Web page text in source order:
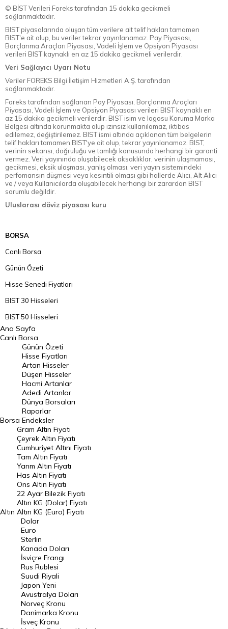
© BİST Verileri Foreks tarafından 15 dakika gecikmeli
sağlanmaktadır.
BIST piyasalarında oluşan tüm verilere ait telif hakları tamamen
BIST'e ait olup, bu veriler tekrar yayınlanamaz. Pay Piyasası,
Borçlanma Araçları Piyasası, Vadeli İşlem ve Opsiyon Piyasası
verileri BIST kaynaklı en az 15 dakika gecikmeli verilerdir.
Veri Sağlayıcı Uyarı Notu
Veriler FOREKS Bilgi İletişim Hizmetleri A.Ş. tarafından
sağlanmaktadır.
Foreks tarafından sağlanan Pay Piyasası, Borçlanma Araçları
Piyasası, Vadeli İşlem ve Opsiyon Piyasası verileri BIST kaynaklı en
az 15 dakika gecikmeli verilerdir. BIST isim ve logosu Koruma Marka
Belgesi altında korunmakta olup izinsiz kullanılamaz, iktibas
edilemez, değiştirilemez. BIST ismi altında açıklanan tüm belgelerin
telif hakları tamamen BIST'ye ait olup, tekrar yayınlanamaz. BIST,
verinin sekansı, doğruluğu ve tamlığı konusunda herhangi bir garanti
vermez. Veri yayınında oluşabilecek aksaklıklar, verinin ulaşmaması,
gecikmesi, eksik ulaşması, yanlış olması, veri yayın sistemindeki
perfomansın düşmesi veya kesintili olması gibi hallerde Alıcı, Alt Alıcı
ve / veya Kullanıcılarda oluşabilecek herhangi bir zarardan BIST
sorumlu değildir.
Uluslarası döviz piyasası kuru
BORSA
Canlı Borsa
Günün Özeti
Hisse Senedi Fiyatları
BIST 30 Hisseleri
BIST 50 Hisseleri
BIST 100 Hisseleri
En Çok Artan Hisseler
En Çok Düşen Hisseler
Hacmi Artanlar
Geçmiş Kapanışlar
Dünya Borsaları
Raporlar
Endeksler
DÖVİZ
Döviz Kuru
Dolar Kuru
Euro Kuru
Pound Kuru
Frank Kuru
Riyal Kuru
Avustralya Doları
Danimarka Kronu Kuru
Kanada Doları Kuru
Ana Sayfa
Canlı Borsa
Borsa
Günün Özeti
Hisse Fiyatları
Artan Hisseler
Düşen Hisseler
Hacmi Artanlar
Adedi Artanlar
Dünya Borsaları
Raporlar
Endeksler
Altın
Gram Altın Fiyatı
Çeyrek Altın Fiyatı
Cumhuriyet Altını Fiyatı
Tam Altın Fiyatı
Yarım Altın Fiyatı
Has Altın Fiyatı
Ons Altın Fiyatı
22 Ayar Bilezik Fiyatı
Altın KG (Dolar) Fiyatı
Altın KG (Euro) Fiyatı
Dolar
Euro
Sterlin
Kanada Doları
İsviçre Frangı
Rus Rublesi
Suudi Riyali
Japon Yeni
Avustralya Doları
Norveç Kronu
Danimarka Kronu
İsveç Kronu